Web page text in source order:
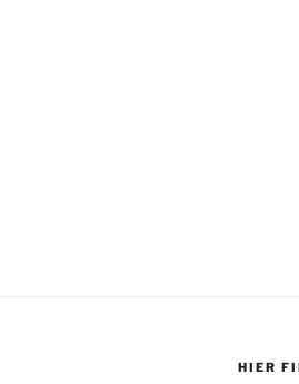
HIER